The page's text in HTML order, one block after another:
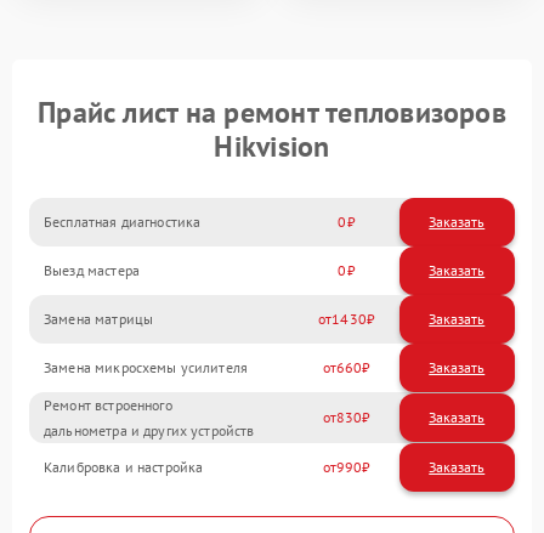
Прайс лист на ремонт тепловизоров
Hikvision
Бесплатная диагностика 0 Заказать
Выезд мастера 0 Заказать
Замена матрицы 1430
Замена микросхемы усилителя 660
Ремонт встроенного
дальнометра и других устройств
830
Калибровка и настройка 990